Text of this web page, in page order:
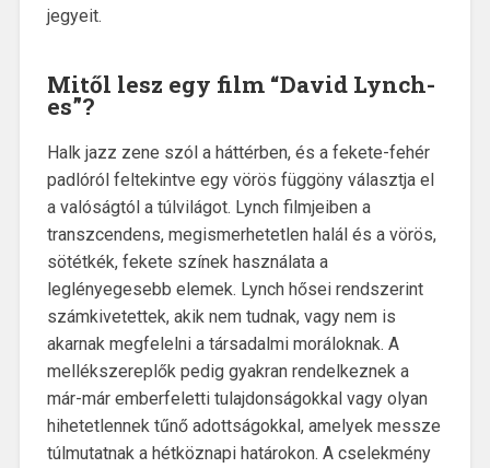
jegyeit.
Mitől lesz egy film “David Lynch-
es”?
Halk jazz zene szól a háttérben, és a fekete-fehér
padlóról feltekintve egy vörös függöny választja el
a valóságtól a túlvilágot. Lynch filmjeiben a
transzcendens, megismerhetetlen halál és a vörös,
sötétkék, fekete színek használata a
leglényegesebb elemek. Lynch hősei rendszerint
számkivetettek, akik nem tudnak, vagy nem is
akarnak megfelelni a társadalmi moráloknak. A
mellékszereplők pedig gyakran rendelkeznek a
már-már emberfeletti tulajdonságokkal vagy olyan
hihetetlennek tűnő adottságokkal, amelyek messze
túlmutatnak a hétköznapi határokon. A cselekmény